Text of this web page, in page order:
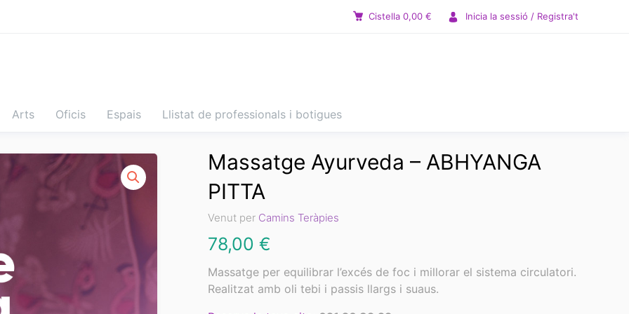
Cistella 0,00 € Inicia la sessió / Registra't
Arts Oficis Espais Llistat de professionals i botigues
Massatge Ayurveda – ABHYANGA
PITTA
Venut per Camins Teràpies
78,00 €
Massatge per equilibrar l’excés de foc i millorar el sistema circulatori.
Realitzat amb oli tebi i passis llargs i suaus.